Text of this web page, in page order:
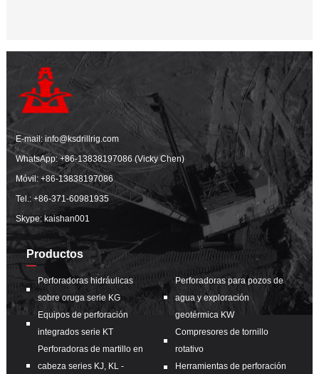
E-mail:info@ksdrillrig.com
WhatsApp:+86-13838197086 (Vicky Chen)
Móvil:+86-13838197086
Tel.:+86-371-60981935
Skype: kaishan001
Productos
Perforadoras hidráulicas
sobre oruga serie KG
Equipos de perforación
integrados serie KT
Perforadoras de martillo en
cabeza series KJ, KL -
Perforadoras para pozos de
agua y exploración
geotérmica KW
Compresores de tornillo
rotativo
Herramientas de perforación